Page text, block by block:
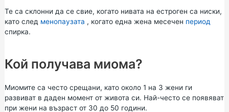
Те са склонни да се свие, когато нивата на естроген са ниски,
като след менопаузата , когато една жена месечен период
спирка.
Кой получава миома?
Миомите са често срещани, като около 1 на 3 жени ги
развиват в даден момент от живота си. Най-често се появяват
при жени на възраст от 30 до 50 години.